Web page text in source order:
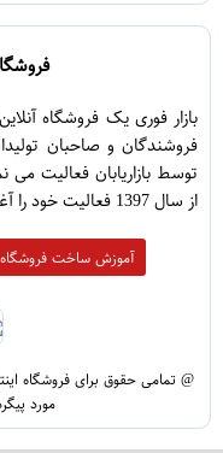
بازار فوری یک فروشگاه
فروشندگان و صاحبان
توسط بازاریابان فعالیت می
از سال 1397 فعالیت خود را آغاز نموده است.
آموزش ساخت فروشگاه
@ تمامی حقوق برای فروشگاه
مورد